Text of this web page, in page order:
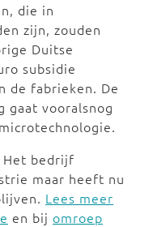
die in
zijn, zouden
Duitse
subsidie
de fabrieken. De
gaat vooralsnog
Het bedrijf
maar heeft nu
Lees meer
en bij omroep